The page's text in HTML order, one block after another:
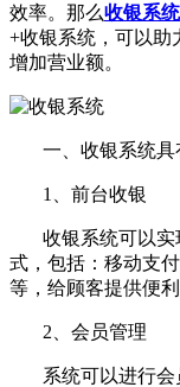
效率。那么收银系统
+收银系统，可以助
增加营业额。
一、收银系统具
1、前台收银
收银系统可以实
式，包括：移动支
等，给顾客提供便利
2、会员管理
系统可以进行会